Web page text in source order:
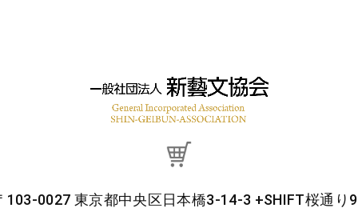
103-0027 東京都中央区日本橋3-14-3 +SHIFT桜通り